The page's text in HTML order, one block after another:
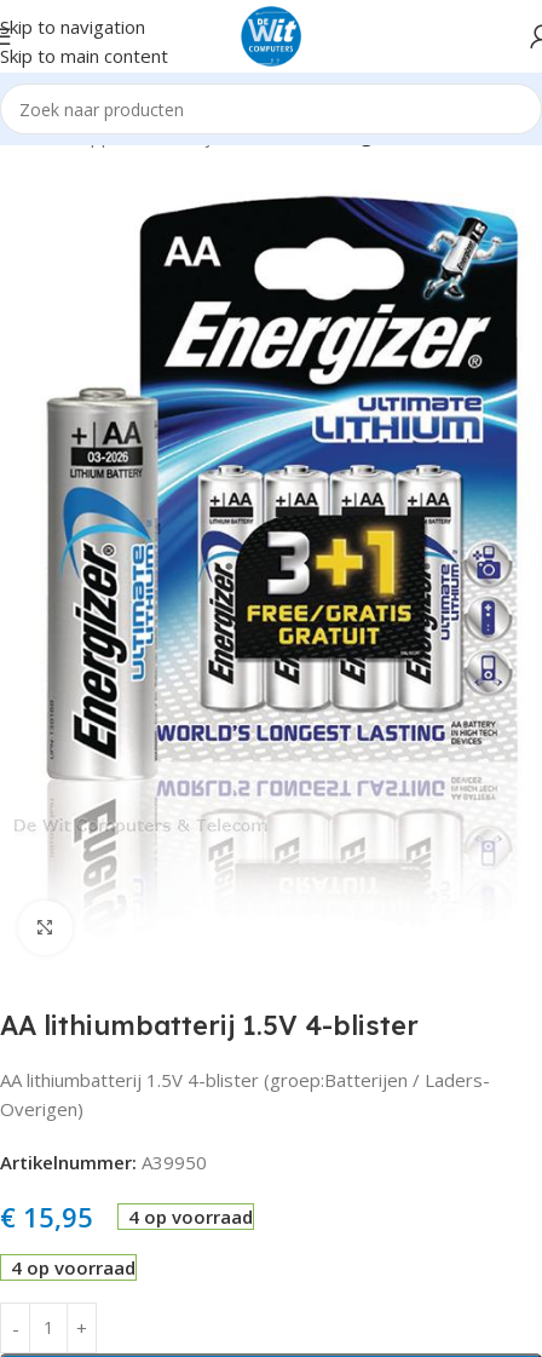
Skip to navigation
Skip to main content
Home Supplies Batterijen / Laders Overigen
AA lithiumbatterij 1.5V 4-blister
AA lithiumbatterij 1.5V 4-blister (groep:Batterijen / Laders-
Overigen)
Artikelnummer: A39950
€ 15,95 4 op voorraad
4 op voorraad